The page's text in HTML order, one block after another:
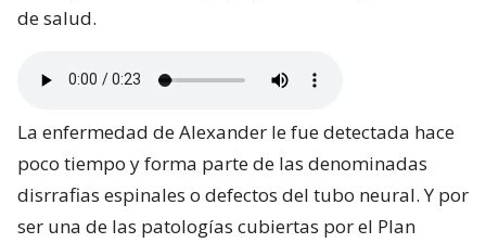
de salud.
La enfermedad de Alexander le fue detectada hace
poco tiempo y forma parte de las denominadas
disrrafias espinales o defectos del tubo neural. Y por
ser una de las patologías cubiertas por el Plan